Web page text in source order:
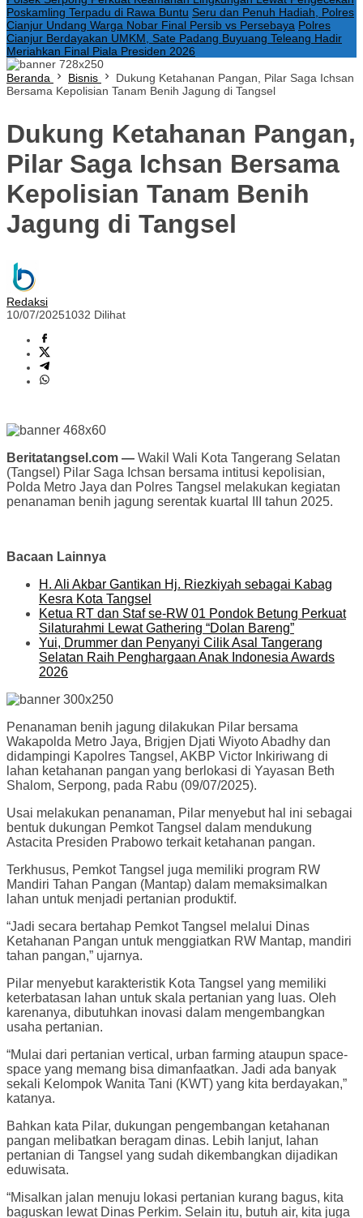
Poskamling Terpadu di Rawa Buntu Seru dan Penuh Hadiah, Polres
Cianjur Undang Warga Nobar Final Persib vs Persebaya Polres
Cianjur Berdayakan UMKM, Sate Padang Buyuang Teleang Hadir
Meriahkan Final Piala Presiden 2026
Beranda Bisnis
Dukung Ketahanan Pangan, Pilar Saga Ichsan
Bersama Kepolisian Tanam Benih Jagung di Tangsel
Dukung Ketahanan Pangan,
Pilar Saga Ichsan Bersama
Kepolisian Tanam Benih
Jagung di Tangsel
Redaksi
10/07/20251032 Dilihat
Beritatangsel.com — Wakil Wali Kota Tangerang Selatan
(Tangsel) Pilar Saga Ichsan bersama intitusi kepolisian,
Polda Metro Jaya dan Polres Tangsel melakukan kegiatan
penanaman benih jagung serentak kuartal III tahun 2025.
Bacaan Lainnya
H. Ali Akbar Gantikan Hj. Riezkiyah sebagai Kabag
Kesra Kota Tangsel
Ketua RT dan Staf se-RW 01 Pondok Betung Perkuat
Silaturahmi Lewat Gathering “Dolan Bareng”
Yui, Drummer dan Penyanyi Cilik Asal Tangerang
Selatan Raih Penghargaan Anak Indonesia Awards
2026
Penanaman benih jagung dilakukan Pilar bersama
Wakapolda Metro Jaya, Brigjen Djati Wiyoto Abadhy dan
didampingi Kapolres Tangsel, AKBP Victor Inkiriwang di
lahan ketahanan pangan yang berlokasi di Yayasan Beth
Shalom, Serpong, pada Rabu (09/07/2025).
Usai melakukan penanaman, Pilar menyebut hal ini sebagai
bentuk dukungan Pemkot Tangsel dalam mendukung
Astacita Presiden Prabowo terkait ketahanan pangan.
Terkhusus, Pemkot Tangsel juga memiliki program RW
Mandiri Tahan Pangan (Mantap) dalam memaksimalkan
lahan untuk menjadi pertanian produktif.
“Jadi secara bertahap Pemkot Tangsel melalui Dinas
Ketahanan Pangan untuk menggiatkan RW Mantap, mandiri
tahan pangan,” ujarnya.
Pilar menyebut karakteristik Kota Tangsel yang memiliki
keterbatasan lahan untuk skala pertanian yang luas. Oleh
karenanya, dibutuhkan inovasi dalam mengembangkan
usaha pertanian.
“Mulai dari pertanian vertical, urban farming ataupun space-
space yang memang bisa dimanfaatkan. Jadi ada banyak
sekali Kelompok Wanita Tani (KWT) yang kita berdayakan,”
katanya.
Bahkan kata Pilar, dukungan pengembangan ketahanan
pangan melibatkan beragam dinas. Lebih lanjut, lahan
pertanian di Tangsel yang sudah dikembangkan dijadikan
eduwisata.
“Misalkan jalan menuju lokasi pertanian kurang bagus, kita
baguskan lewat Dinas Perkim. Selain itu, butuh air, kita juga